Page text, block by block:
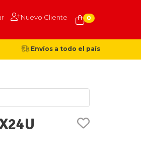
Nuevo Cliente 0
Envíos a todo el país